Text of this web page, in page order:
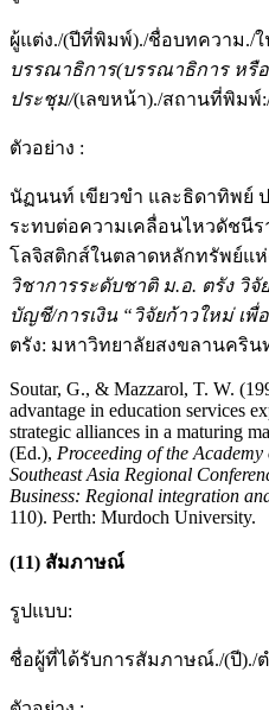
ผู้แต่ง./(ปีที่พิมพ์)./ชื่อบทความ./ใ
บรรณาธิการ(บรรณาธิการ หรือ
ประชุม/(เลขหน้า)./สถานที่พิม
ตัวอย่าง :
นัฏนนท์ เขียวขำ และธิดาทิพย์
ระทบต่อความเคลื่อนไหวดัชนี
โลจิสติกส์ในตลาดหลักทรัพย์แห่
วิชาการระดับชาติ ม.อ. ตรัง วิจั
บัญชี/การเงิน “วิจัยก้าวใหม่ เ
ตรัง: มหาวิทยาลัยสงขลานคริน
Soutar, G., & Mazzarol, T. W.
advantage in education services
strategic alliances in a maturing
(Ed.), Proceeding of the
Southeast Asia Regional
Business: Regional integration
110). Perth: Murdoch University.
(11) สัมภาษณ์
รูปแบบ:
ชื่อผู้ที่ได้รับการสัมภาษณ์./(ปี)./